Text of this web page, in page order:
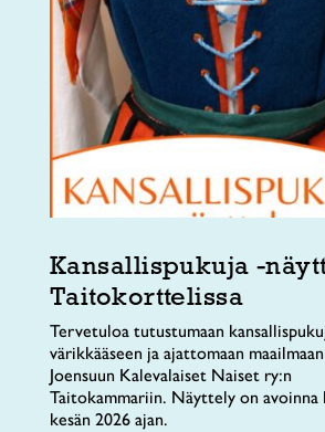
Kansallispukuja -
Taitokorttelissa
Tervetuloa tutustumaan
värikkääseen ja ajattomaan maailmaan
Joensuun Kalevalaiset Naiset ry:n
Taitokammariin. Näyttely on avoinna
kesän 2026 ajan.